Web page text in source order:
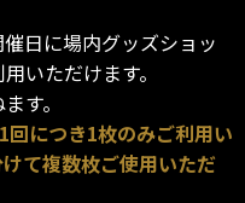
日に場内グッズショッ
いただけます。
す。
につき1枚のみご利用い
て複数枚ご使用いただ